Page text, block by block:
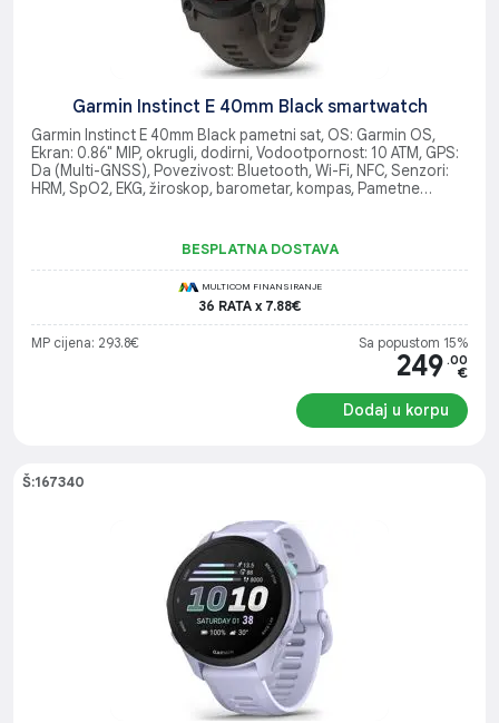
Garmin Instinct E 40mm Black smartwatch
Garmin Instinct E 40mm Black pametni sat, OS: Garmin OS,
Ekran: 0.86" MIP, okrugli, dodirni, Vodootpornost: 10 ATM, GPS:
Da (Multi-GNSS), Povezivost: Bluetooth, Wi-Fi, NFC, Senzori:
HRM, SpO2, EKG, žiroskop, barometar, kompas, Pametne
Do 14 dana (GPS do 21 h), Težina: 41 g, Dimenzije: 40 x 40 x
BESPLATNA DOSTAVA
MULTICOM FINANSIRANJE
36 RATA x 7.88€
MP cijena: 293.8€ Sa popustom 15%
249 .00
€
Dodaj u korpu
Š:167340